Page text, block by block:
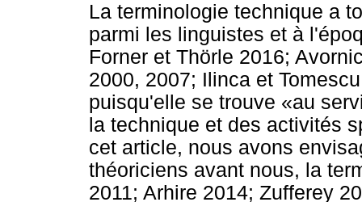
La terminologie technique a
parmi les linguistes et à
Forner et Thörle 2016;
2000, 2007; Ilinca et
puisqu'elle se trouve «au
la technique et des activités
cet article, nous avons
théoriciens avant nous, la
2011; Arhire 2014; Zufferey